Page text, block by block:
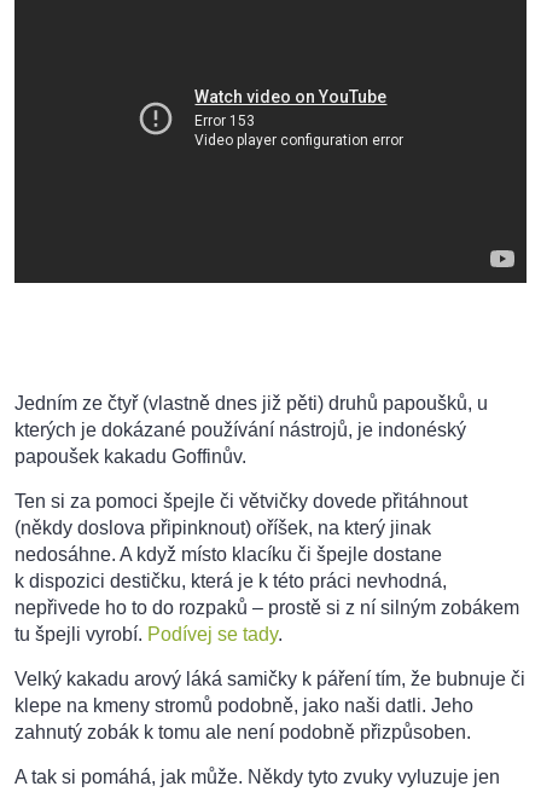
Jedním ze čtyř (vlastně dnes již pěti) druhů papoušků, u
kterých je dokázané používání nástrojů, je indonéský
papoušek kakadu Goffinův.
Ten si za pomoci špejle či větvičky dovede přitáhnout
(někdy doslova připinknout) oříšek, na který jinak
nedosáhne. A když místo klacíku či špejle dostane
k dispozici destičku, která je k této práci nevhodná,
nepřivede ho to do rozpaků – prostě si z ní silným zobákem
tu špejli vyrobí. Podívej se tady.
Velký kakadu arový láká samičky k páření tím, že bubnuje či
klepe na kmeny stromů podobně, jako naši datli. Jeho
zahnutý zobák k tomu ale není podobně přizpůsoben.
A tak si pomáhá, jak může. Někdy tyto zvuky vyluzuje jen